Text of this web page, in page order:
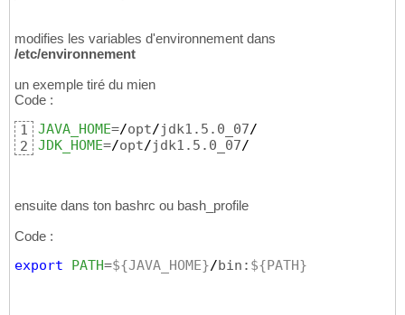
modifies les variables d'environnement dans
/etc/environnement
un exemple tiré du mien
Code :
1
2
JAVA_HOME=/opt/jdk1.5.0_07/
JDK_HOME=/opt/jdk1.5.0_07/
ensuite dans ton bashrc ou bash_profile
Code :
export PATH=${JAVA_HOME}/bin: ${PATH}